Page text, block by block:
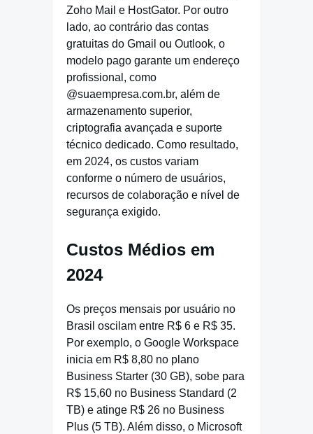
Zoho Mail e HostGator. Por outro
lado, ao contrário das contas
gratuitas do Gmail ou Outlook, o
modelo pago garante um endereço
profissional, como
@suaempresa.com.br, além de
armazenamento superior,
criptografia avançada e suporte
técnico dedicado. Como resultado,
em 2024, os custos variam
conforme o número de usuários,
recursos de colaboração e nível de
segurança exigido.
Custos Médios em
2024
Os preços mensais por usuário no
Brasil oscilam entre R$ 6 e R$ 35.
Por exemplo, o Google Workspace
inicia em R$ 8,80 no plano
Business Starter (30 GB), sobe para
R$ 15,60 no Business Standard (2
TB) e atinge R$ 26 no Business
Plus (5 TB). Além disso, o Microsoft